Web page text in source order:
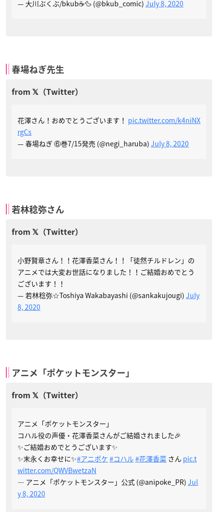
— 大川ぶくぶ/bkub☕🦆 (@bkub_comic) July 8, 2020
春場ねぎ先生
花澤さん！おめでとうございます！ pic.twitter.com/k4niNX
rgCs
— 春場ねぎ ⑥巻7/15発売 (@negi_haruba) July 8, 2020
若林稔弥さん
小野賢章さん！！花澤香菜さん！！「徒然チルドレン」の
アニメでは大変お世話になりました！！ご結婚おめでとう
ございます！！
— 若林稔弥☆Toshiya Wakabayashi (@sankakujougi) July
8, 2020
アニメ「ポケットモンスター」
アニメ「ポケットモンスター」
コハル役の声優・花澤香菜さんがご結婚されました🎉
✨ご結婚おめでとうございます✨
✨末永くお幸せに✨#アニポケ #コハル#花澤香菜 さん pic.t
witter.com/QWVBwetzaN
— アニメ「ポケットモンスター」公式 (@anipoke_PR) Jul
y 8, 2020